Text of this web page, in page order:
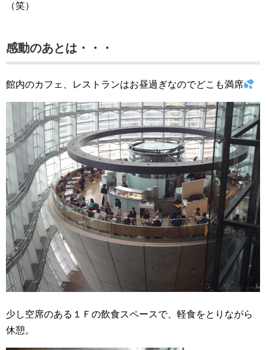
（笑）
感動のあとは・・・
館内のカフェ、レストランはお昼過ぎなのでどこも満席
少し空席のある１Ｆの飲食スペースで、軽食をとりながら
休憩。